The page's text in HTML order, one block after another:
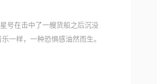
号在击中了一艘货船之后沉没
一样，一种恐惧感油然而生。